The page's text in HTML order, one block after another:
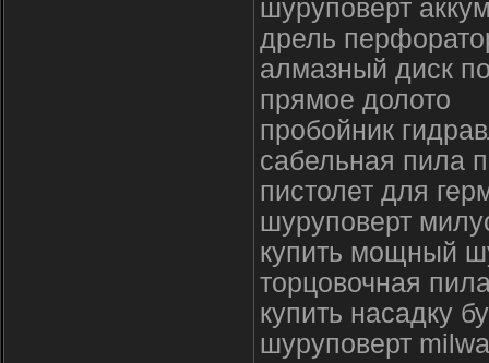
шуруповерт
дрель
алмазный диск
прямое долото
пробойник
сабельная пила
пистолет для
шуруповерт
купить мощный
торцовочная
купить насадку
шуруповерт